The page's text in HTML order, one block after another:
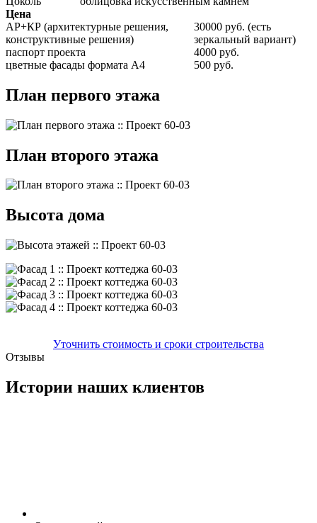
Цена
АР+КР (архитектурные решения,
конструктивные решения)
30000 руб. (есть
зеркальный вариант)
паспорт проекта
4000 руб.
цветные фасады формата А4
500 руб.
План первого этажа
План второго этажа
Высота дома
Уточнить стоимость и сроки строительства
Отзывы
Истории наших клиентов